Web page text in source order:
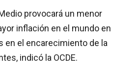
provocará un menor
inflación en el mundo en
en el encarecimiento de la
indicó la OCDE.